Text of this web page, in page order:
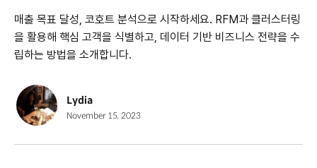
매출 목표 달성, 코호트 분석으로 시작하세요. RFM과 클러스터링
을 활용해 핵심 고객을 식별하고, 데이터 기반 비즈니스 전략을 수
립하는 방법을 소개합니다.
Lydia
November 15, 2023